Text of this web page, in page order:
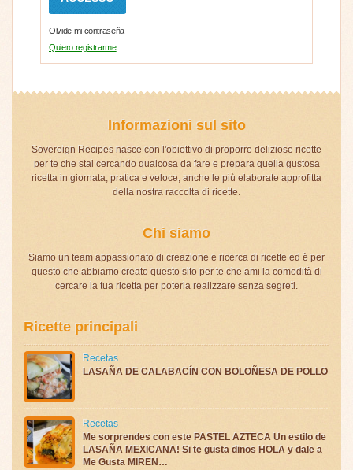
Olvide mi contraseña
Quiero registrarme
Informazioni sul sito
Sovereign Recipes nasce con l'obiettivo di proporre deliziose ricette
per te che stai cercando qualcosa da fare e prepara quella gustosa
ricetta in giornata, pratica e veloce, anche le più elaborate approfitta
della nostra raccolta di ricette.
Chi siamo
Siamo un team appassionato di creazione e ricerca di ricette ed è per
questo che abbiamo creato questo sito per te che ami la comodità di
cercare la tua ricetta per poterla realizzare senza segreti.
Ricette principali
Recetas
LASAÑA DE CALABACÍN CON BOLOÑESA DE POLLO
Recetas
Me sorprendes con este PASTEL AZTECA Un estilo de
LASAÑA MEXICANA! Si te gusta dinos HOLA y dale a
Me Gusta MIREN…